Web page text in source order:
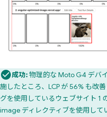
成功:物理的な Moto G4 デバ
施したところ、LCP が 56% も改
グを使用しているウェブサイト 1
image ディレクティブを使用して